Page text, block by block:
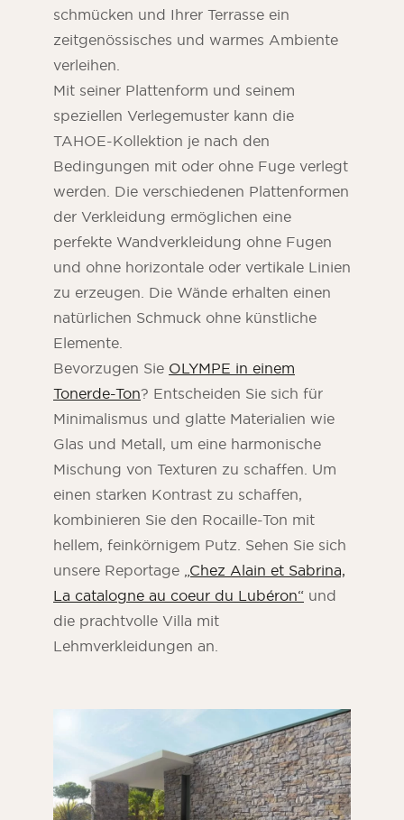
schmücken und Ihrer Terrasse ein
zeitgenössisches und warmes Ambiente
verleihen.
Mit seiner Plattenform und seinem
speziellen Verlegemuster kann die
TAHOE-Kollektion je nach den
Bedingungen mit oder ohne Fuge verlegt
werden. Die verschiedenen Plattenformen
der Verkleidung ermöglichen eine
perfekte Wandverkleidung ohne Fugen
und ohne horizontale oder vertikale Linien
zu erzeugen. Die Wände erhalten einen
natürlichen Schmuck ohne künstliche
Elemente.
Bevorzugen Sie OLYMPE in einem
Tonerde-Ton? Entscheiden Sie sich für
Minimalismus und glatte Materialien wie
Glas und Metall, um eine harmonische
Mischung von Texturen zu schaffen. Um
einen starken Kontrast zu schaffen,
kombinieren Sie den Rocaille-Ton mit
hellem, feinkörnigem Putz. Sehen Sie sich
unsere Reportage „Chez Alain et Sabrina,
La catalogne au coeur du Lubéron“ und
die prachtvolle Villa mit
Lehmverkleidungen an.